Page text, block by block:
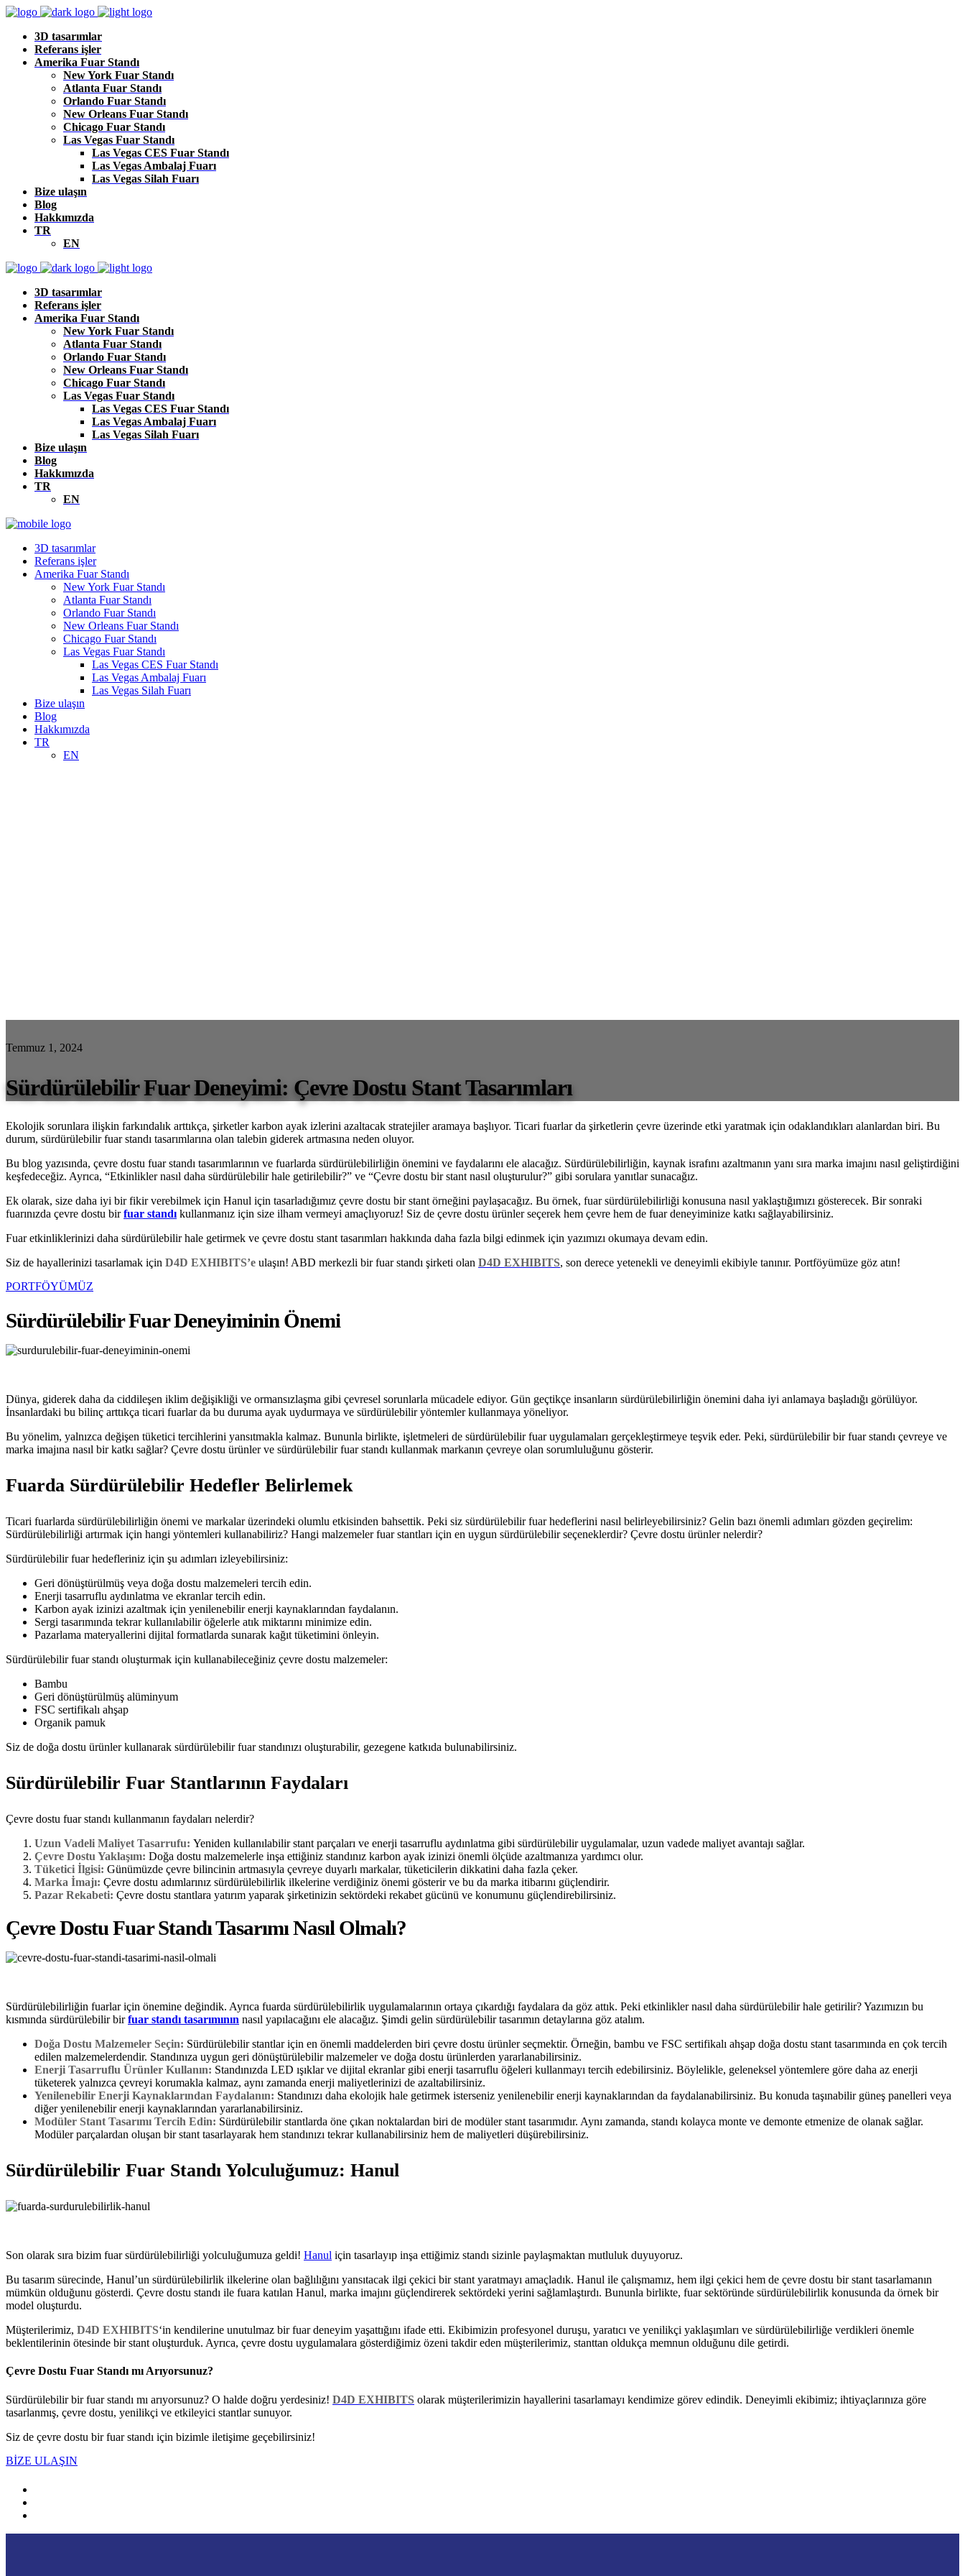
3D tasarımlar
Referans işler
Amerika Fuar Standı
New York Fuar Standı
Atlanta Fuar Standı
Orlando Fuar Standı
New Orleans Fuar Standı
Chicago Fuar Standı
Las Vegas Fuar Standı
Las Vegas CES Fuar Standı
Las Vegas Ambalaj Fuarı
Las Vegas Silah Fuarı
Bize ulaşın
Blog
Hakkımızda
TR
EN
3D tasarımlar
Referans işler
Amerika Fuar Standı
New York Fuar Standı
Atlanta Fuar Standı
Orlando Fuar Standı
New Orleans Fuar Standı
Chicago Fuar Standı
Las Vegas Fuar Standı
Las Vegas CES Fuar Standı
Las Vegas Ambalaj Fuarı
Las Vegas Silah Fuarı
Bize ulaşın
Blog
Hakkımızda
TR
EN
3D tasarımlar
Referans işler
Amerika Fuar Standı
New York Fuar Standı
Atlanta Fuar Standı
Orlando Fuar Standı
New Orleans Fuar Standı
Chicago Fuar Standı
Las Vegas Fuar Standı
Las Vegas CES Fuar Standı
Las Vegas Ambalaj Fuarı
Las Vegas Silah Fuarı
Bize ulaşın
Blog
Hakkımızda
TR
EN
Temmuz 1, 2024
Sürdürülebilir Fuar Deneyimi: Çevre Dostu Stant Tasarımları
Ekolojik sorunlara ilişkin farkındalık arttıkça, şirketler karbon ayak izlerini azaltacak stratejiler aramaya başlıyor. Ticari fuarlar da şirketlerin çevre üzerinde etki yaratmak için odaklandıkları alanlardan biri. Bu
durum, sürdürülebilir fuar standı tasarımlarına olan talebin giderek artmasına neden oluyor.
Bu blog yazısında, çevre dostu fuar standı tasarımlarının ve fuarlarda sürdürülebilirliğin önemini ve faydalarını ele alacağız. Sürdürülebilirliğin, kaynak israfını azaltmanın yanı sıra marka imajını nasıl geliştirdiğini
keşfedeceğiz. Ayrıca, “Etkinlikler nasıl daha sürdürülebilir hale getirilebilir?” ve “Çevre dostu bir stant nasıl oluşturulur?” gibi sorulara yanıtlar sunacağız.
Ek olarak, size daha iyi bir fikir verebilmek için Hanul için tasarladığımız çevre dostu bir stant örneğini paylaşacağız. Bu örnek, fuar sürdürülebilirliği konusuna nasıl yaklaştığımızı gösterecek. Bir sonraki
fuarınızda çevre dostu birfuar standı kullanmanız için size ilham vermeyi amaçlıyoruz! Siz de çevre dostu ürünler seçerek hem çevre hem de fuar deneyiminize katkı sağlayabilirsiniz.
Fuar etkinliklerinizi daha sürdürülebilir hale getirmek ve çevre dostu stant tasarımları hakkında daha fazla bilgi edinmek için yazımızı okumaya devam edin.
Siz de hayallerinizi tasarlamak için D4D EXHIBITS’e ulaşın! ABD merkezli bir fuar standı şirketi olan D4D EXHIBITS, son derece yetenekli ve deneyimli ekibiyle tanınır. Portföyümüze göz atın!
PORTFÖYÜMÜZ
Sürdürülebilir Fuar Deneyiminin Önemi
Dünya, giderek daha da ciddileşen iklim değişikliği ve ormansızlaşma gibi çevresel sorunlarla mücadele ediyor. Gün geçtikçe insanların sürdürülebilirliğin önemini daha iyi anlamaya başladığı görülüyor.
İnsanlardaki bu bilinç arttıkça ticari fuarlar da bu duruma ayak uydurmaya ve sürdürülebilir yöntemler kullanmaya yöneliyor.
Bu yönelim, yalnızca değişen tüketici tercihlerini yansıtmakla kalmaz. Bununla birlikte, işletmeleri de sürdürülebilir fuar uygulamaları gerçekleştirmeye teşvik eder. Peki, sürdürülebilir bir fuar standı çevreye ve
marka imajına nasıl bir katkı sağlar? Çevre dostu ürünler ve sürdürülebilir fuar standı kullanmak markanın çevreye olan sorumluluğunu gösterir.
Fuarda Sürdürülebilir Hedefler Belirlemek
Ticari fuarlarda sürdürülebilirliğin önemi ve markalar üzerindeki olumlu etkisinden bahsettik. Peki siz sürdürülebilir fuar hedeflerini nasıl belirleyebilirsiniz? Gelin bazı önemli adımları gözden geçirelim:
Sürdürülebilirliği artırmak için hangi yöntemleri kullanabiliriz? Hangi malzemeler fuar stantları için en uygun sürdürülebilir seçeneklerdir? Çevre dostu ürünler nelerdir?
Sürdürülebilir fuar hedefleriniz için şu adımları izleyebilirsiniz:
Geri dönüştürülmüş veya doğa dostu malzemeleri tercih edin.
Enerji tasarruflu aydınlatma ve ekranlar tercih edin.
Karbon ayak izinizi azaltmak için yenilenebilir enerji kaynaklarından faydalanın.
Sergi tasarımında tekrar kullanılabilir öğelerle atık miktarını minimize edin.
Pazarlama materyallerini dijital formatlarda sunarak kağıt tüketimini önleyin.
Sürdürülebilir fuar standı oluşturmak için kullanabileceğiniz çevre dostu malzemeler:
Bambu
Geri dönüştürülmüş alüminyum
FSC sertifikalı ahşap
Organik pamuk
Siz de doğa dostu ürünler kullanarak sürdürülebilir fuar standınızı oluşturabilir, gezegene katkıda bulunabilirsiniz.
Sürdürülebilir Fuar Stantlarının Faydaları
Çevre dostu fuar standı kullanmanın faydaları nelerdir?
Uzun Vadeli Maliyet Tasarrufu: Yeniden kullanılabilir stant parçaları ve enerji tasarruflu aydınlatma gibi sürdürülebilir uygulamalar, uzun vadede maliyet avantajı sağlar.
Çevre Dostu Yaklaşım: Doğa dostu malzemelerle inşa ettiğiniz standınız karbon ayak izinizi önemli ölçüde azaltmanıza yardımcı olur.
Tüketici İlgisi: Günümüzde çevre bilincinin artmasıyla çevreye duyarlı markalar, tüketicilerin dikkatini daha fazla çeker.
Marka İmajı: Çevre dostu adımlarınız sürdürülebilirlik ilkelerine verdiğiniz önemi gösterir ve bu da marka itibarını güçlendirir.
Pazar Rekabeti: Çevre dostu stantlara yatırım yaparak şirketinizin sektördeki rekabet gücünü ve konumunu güçlendirebilirsiniz.
Çevre Dostu Fuar Standı Tasarımı Nasıl Olmalı?
Sürdürülebilirliğin fuarlar için önemine değindik. Ayrıca fuarda sürdürülebilirlik uygulamalarının ortaya çıkardığı faydalara da göz attık. Peki etkinlikler nasıl daha sürdürülebilir hale getirilir? Yazımızın bu
kısmında sürdürülebilir birfuar standı tasarımının nasıl yapılacağını ele alacağız. Şimdi gelin sürdürülebilir tasarımın detaylarına göz atalım.
Doğa Dostu Malzemeler Seçin: Sürdürülebilir stantlar için en önemli maddelerden biri çevre dostu ürünler seçmektir. Örneğin, bambu ve FSC sertifikalı ahşap doğa dostu stant tasarımında en çok tercih
edilen malzemelerdendir. Standınıza uygun geri dönüştürülebilir malzemeler ve doğa dostu ürünlerden yararlanabilirsiniz.
Enerji Tasarruflu Ürünler Kullanın: Standınızda LED ışıklar ve dijital ekranlar gibi enerji tasarruflu öğeleri kullanmayı tercih edebilirsiniz. Böylelikle, geleneksel yöntemlere göre daha az enerji
tüketerek yalnızca çevreyi korumakla kalmaz, aynı zamanda enerji maliyetlerinizi de azaltabilirsiniz.
Yenilenebilir Enerji Kaynaklarından Faydalanın: Standınızı daha ekolojik hale getirmek isterseniz yenilenebilir enerji kaynaklarından da faydalanabilirsiniz. Bu konuda taşınabilir güneş panelleri veya
diğer yenilenebilir enerji kaynaklarından yararlanabilirsiniz.
Modüler Stant Tasarımı Tercih Edin: Sürdürülebilir stantlarda öne çıkan noktalardan biri de modüler stant tasarımıdır. Aynı zamanda, standı kolayca monte ve demonte etmenize de olanak sağlar.
Modüler parçalardan oluşan bir stant tasarlayarak hem standınızı tekrar kullanabilirsiniz hem de maliyetleri düşürebilirsiniz.
Sürdürülebilir Fuar Standı Yolculuğumuz: Hanul
Son olarak sıra bizim fuar sürdürülebilirliği yolculuğumuza geldi! Hanul için tasarlayıp inşa ettiğimiz standı sizinle paylaşmaktan mutluluk duyuyoruz.
Bu tasarım sürecinde, Hanul’un sürdürülebilirlik ilkelerine olan bağlılığını yansıtacak ilgi çekici bir stant yaratmayı amaçladık. Hanul ile çalışmamız, hem ilgi çekici hem de çevre dostu bir stant tasarlamanın
mümkün olduğunu gösterdi. Çevre dostu standı ile fuara katılan Hanul, marka imajını güçlendirerek sektördeki yerini sağlamlaştırdı. Bununla birlikte, fuar sektöründe sürdürülebilirlik konusunda da örnek bir
model oluşturdu.
Müşterilerimiz, D4D EXHIBITS‘in kendilerine unutulmaz bir fuar deneyim yaşattığını ifade etti. Ekibimizin profesyonel duruşu, yaratıcı ve yenilikçi yaklaşımları ve sürdürülebilirliğe verdikleri önemle
beklentilerinin ötesinde bir stant oluşturduk. Ayrıca, çevre dostu uygulamalara gösterdiğimiz özeni takdir eden müşterilerimiz, stanttan oldukça memnun olduğunu dile getirdi.
Çevre Dostu Fuar Standı mı Arıyorsunuz?
Sürdürülebilir bir fuar standı mı arıyorsunuz? O halde doğru yerdesiniz! D4D EXHIBITS olarak müşterilerimizin hayallerini tasarlamayı kendimize görev edindik. Deneyimli ekibimiz; ihtiyaçlarınıza göre
tasarlanmış, çevre dostu, yenilikçi ve etkileyici stantlar sunuyor.
Siz de çevre dostu bir fuar standı için bizimle iletişime geçebilirsiniz!
BİZE ULAŞIN